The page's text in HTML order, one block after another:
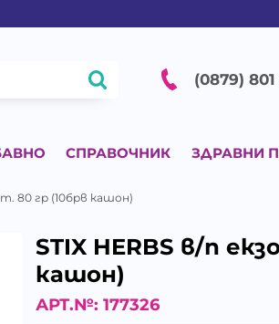
(0879)
СПРАВОЧНИК ЗДРАВНИ
80 гр (10брв кашон)
STIX HERBS в/п
кашон)
АРТ.№: 177326